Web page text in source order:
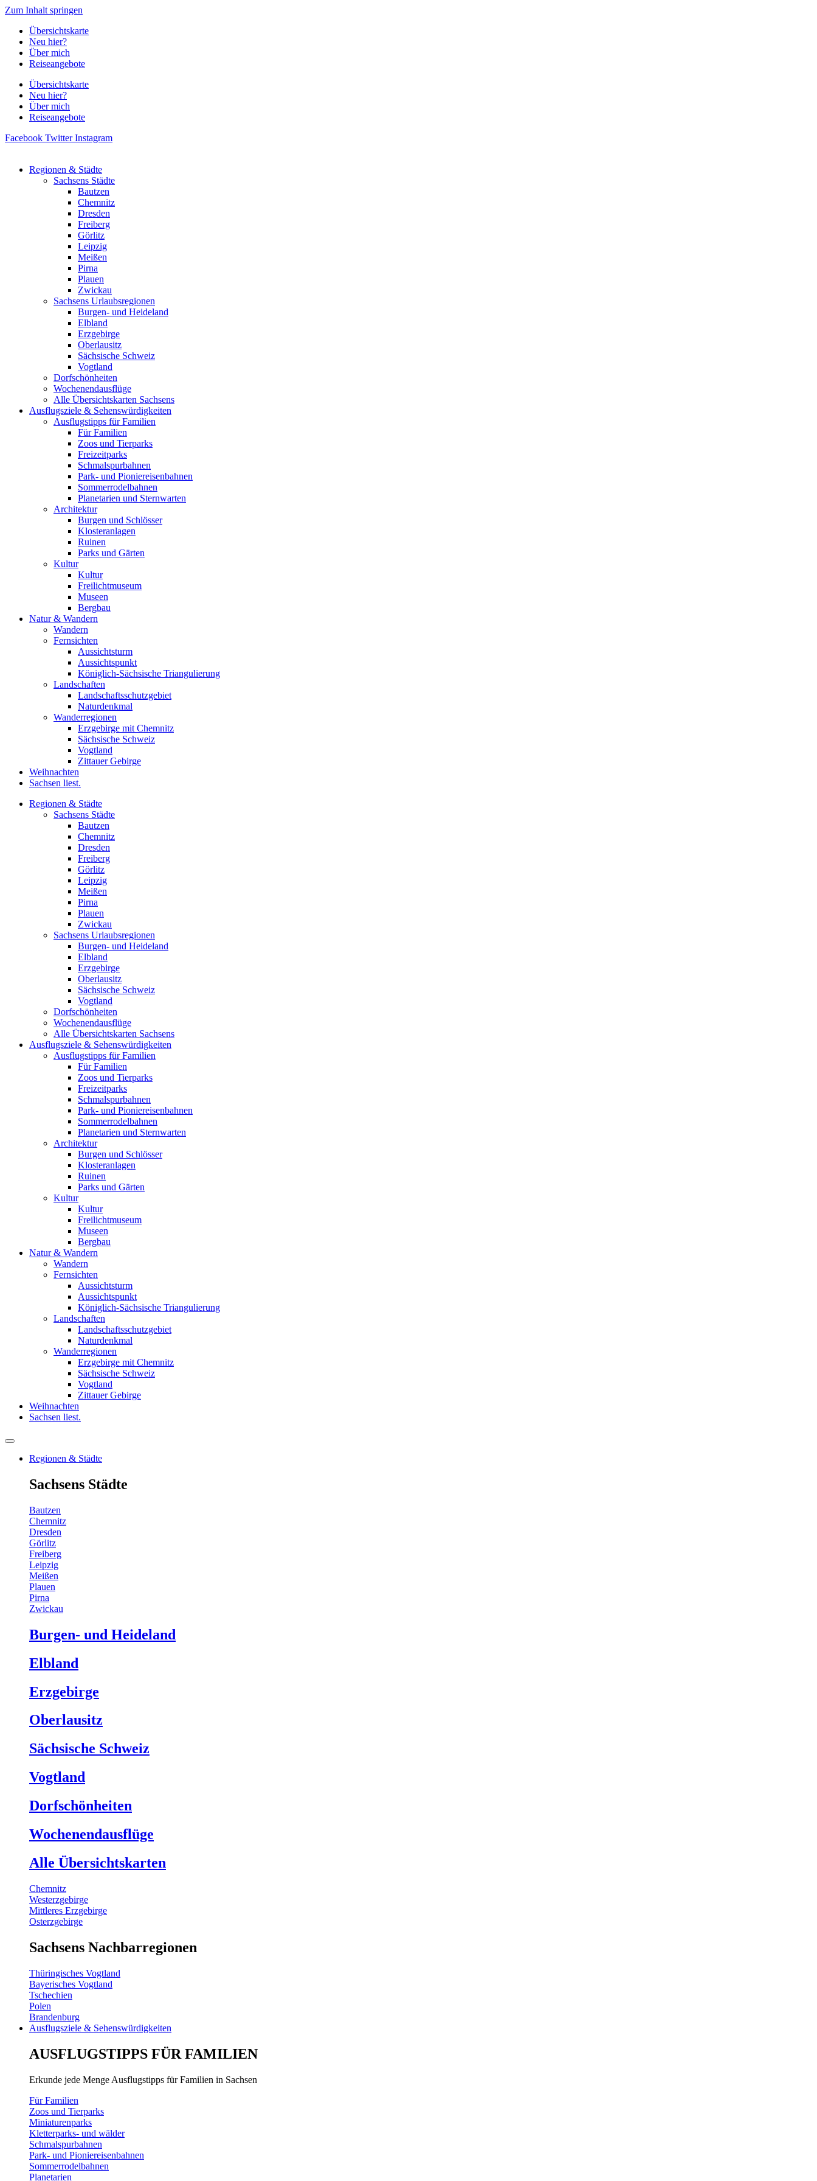
Zum Inhalt springen
Übersichtskarte
Neu hier?
Über mich
Reiseangebote
Übersichtskarte
Neu hier?
Über mich
Reiseangebote
Facebook Twitter Instagram
Regionen & Städte
Sachsens Städte
Bautzen
Chemnitz
Dresden
Freiberg
Görlitz
Leipzig
Meißen
Pirna
Plauen
Zwickau
Sachsens Urlaubsregionen
Burgen- und Heideland
Elbland
Erzgebirge
Oberlausitz
Sächsische Schweiz
Vogtland
Dorfschönheiten
Wochenendausflüge
Alle Übersichtskarten Sachsens
Ausflugsziele & Sehenswürdigkeiten
Ausflugstipps für Familien
Für Familien
Zoos und Tierparks
Freizeitparks
Schmalspurbahnen
Park- und Pioniereisenbahnen
Sommerrodelbahnen
Planetarien und Sternwarten
Architektur
Burgen und Schlösser
Klosteranlagen
Ruinen
Parks und Gärten
Kultur
Kultur
Freilichtmuseum
Museen
Bergbau
Natur & Wandern
Wandern
Fernsichten
Aussichtsturm
Aussichtspunkt
Königlich-Sächsische Triangulierung
Landschaften
Landschaftsschutzgebiet
Naturdenkmal
Wanderregionen
Erzgebirge mit Chemnitz
Sächsische Schweiz
Vogtland
Zittauer Gebirge
Weihnachten
Sachsen liest.
Regionen & Städte
Sachsens Städte
Bautzen
Chemnitz
Dresden
Freiberg
Görlitz
Leipzig
Meißen
Pirna
Plauen
Zwickau
Sachsens Urlaubsregionen
Burgen- und Heideland
Elbland
Erzgebirge
Oberlausitz
Sächsische Schweiz
Vogtland
Dorfschönheiten
Wochenendausflüge
Alle Übersichtskarten Sachsens
Ausflugsziele & Sehenswürdigkeiten
Ausflugstipps für Familien
Für Familien
Zoos und Tierparks
Freizeitparks
Schmalspurbahnen
Park- und Pioniereisenbahnen
Sommerrodelbahnen
Planetarien und Sternwarten
Architektur
Burgen und Schlösser
Klosteranlagen
Ruinen
Parks und Gärten
Kultur
Kultur
Freilichtmuseum
Museen
Bergbau
Natur & Wandern
Wandern
Fernsichten
Aussichtsturm
Aussichtspunkt
Königlich-Sächsische Triangulierung
Landschaften
Landschaftsschutzgebiet
Naturdenkmal
Wanderregionen
Erzgebirge mit Chemnitz
Sächsische Schweiz
Vogtland
Zittauer Gebirge
Weihnachten
Sachsen liest.
Regionen & Städte
Sachsens Städte
Bautzen
Chemnitz
Dresden
Görlitz
Freiberg
Leipzig
Meißen
Plauen
Pirna
Zwickau
Burgen- und Heideland
Elbland
Erzgebirge
Oberlausitz
Sächsische Schweiz
Vogtland
Dorfschönheiten
Wochenendausflüge
Alle Übersichtskarten
Chemnitz
Westerzgebirge
Mittleres Erzgebirge
Osterzgebirge
Sachsens Nachbarregionen
Thüringisches Vogtland
Bayerisches Vogtland
Tschechien
Polen
Brandenburg
Ausflugsziele & Sehenswürdigkeiten
AUSFLUGSTIPPS FÜR FAMILIEN
Erkunde jede Menge Ausflugstipps für Familien in Sachsen
Für Familien
Zoos und Tierparks
Miniaturenparks
Kletterparks- und wälder
Schmalspurbahnen
Park- und Pioniereisenbahnen
Sommerrodelbahnen
Planetarien